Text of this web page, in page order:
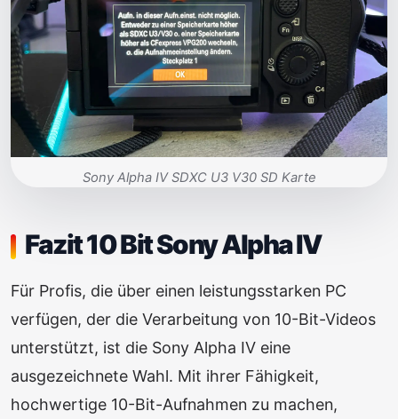
Sony Alpha IV SDXC U3 V30 SD Karte
Fazit 10 Bit Sony Alpha IV
Für Profis, die über einen leistungsstarken PC
verfügen, der die Verarbeitung von 10-Bit-Videos
unterstützt, ist die Sony Alpha IV eine
ausgezeichnete Wahl. Mit ihrer Fähigkeit,
hochwertige 10-Bit-Aufnahmen zu machen,